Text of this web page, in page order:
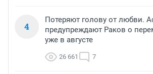
4
Потеряют голову от любви.
предупреждают Раков о
уже в августе
26 661 7